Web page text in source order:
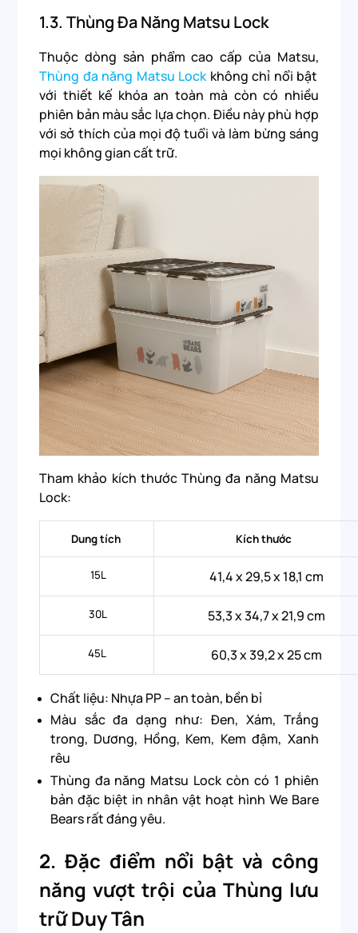
1.3. Thùng Đa Năng Matsu Lock
Thuộc dòng sản phẩm cao cấp của Matsu,
Thùng đa năng Matsu Lockkhông chỉ nổi bật
với thiết kế khóa an toàn mà còn có nhiều
phiên bản màu sắc lựa chọn. Điều này phù hợp
với sở thích của mọi độ tuổi và làm bừng sáng
mọi không gian cất trữ.
Tham khảo kích thước Thùng đa năng Matsu
Lock:
Dung tích Kích thước
15L 41,4 x 29,5 x 18,1 cm
30L 53,3 x 34,7 x 21,9 cm
45L 60,3 x 39,2 x 25 cm
Chất liệu: Nhựa PP – an toàn, bền bỉ
Màu sắc đa dạng như: Đen, Xám, Trắng
trong, Dương, Hồng, Kem, Kem đậm, Xanh
rêu
Thùng đa năng Matsu Lock còn có 1 phiên
bản đặc biệt in nhân vật hoạt hình We Bare
Bears rất đáng yêu.
2. Đặc điểm nổi bật và công
năng vượt trội của Thùng lưu
trữ Duy Tân